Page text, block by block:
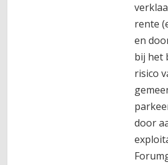
rente
en
bij het
risico
door